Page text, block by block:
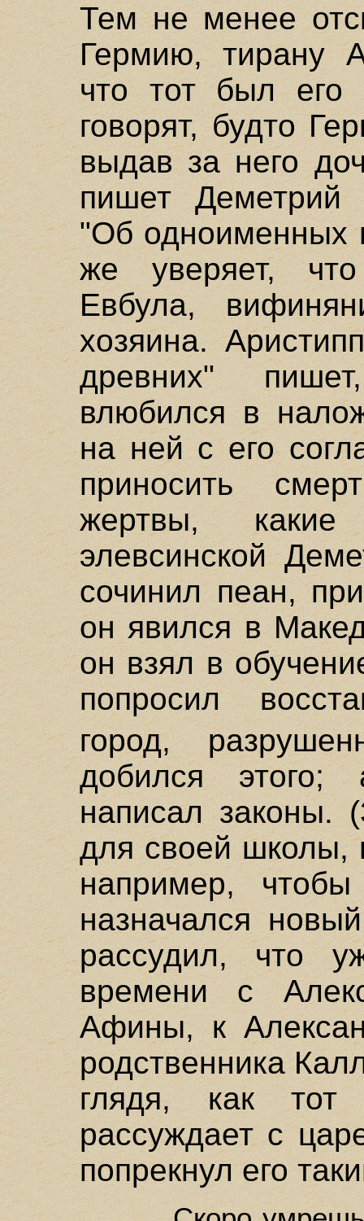
Тем не менее
Гермию, тирану
что тот был его
говорят, будто
выдав за него
пишет Деметрий
"Об одноименных
же уверяет,
Евбула,
хозяина.
древних"
влюбился в
на ней с его
приносить
жертвы,
элевсинской
сочинил пеан,
он явился в
он взял в
попросил
город,
добился
написал законы.
для своей школы,
например,
назначался
рассудил, что
времени с
Афины, к
родственника
глядя, как
рассуждает с
попрекнул его